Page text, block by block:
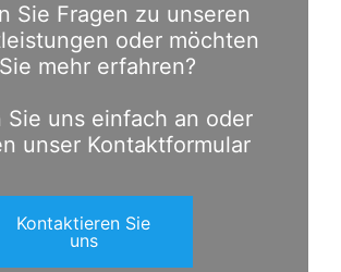
Sie Fragen zu unseren
oder möchten
Sie mehr erfahren?
Sie uns einfach an oder
unser Kontaktformular
Kontaktieren Sie
uns